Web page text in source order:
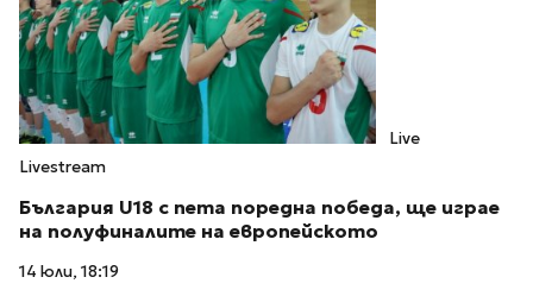
Live
Livestream
България U18 с пета поредна победа, ще играе
на полуфиналите на европейското
14 юли, 18:19